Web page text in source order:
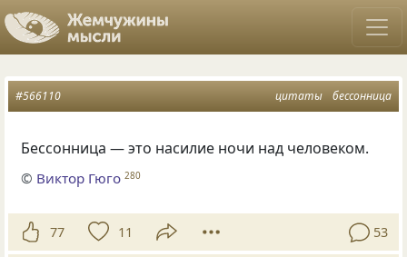
цитаты бессонница
#566110
Бессонница — это насилие ночи над человеком.
© Виктор Гюго 280
77 11 53